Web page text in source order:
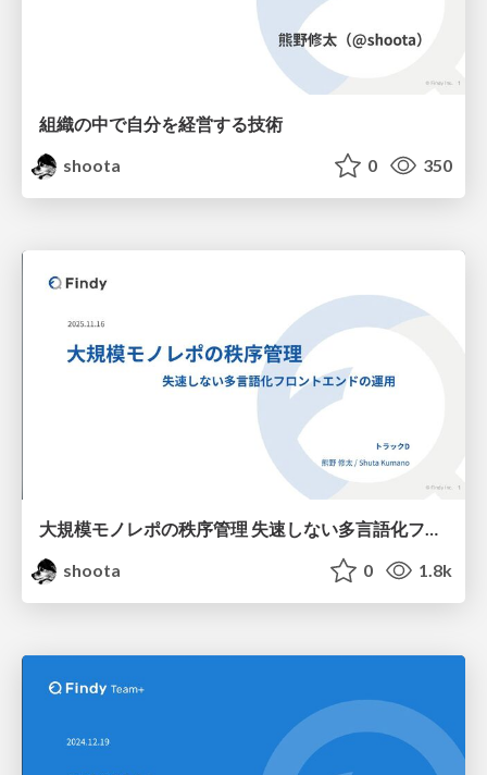
組織の中で自分を経営する技術
shoota
0 350
大規模モノレポの秩序管理 失速しない多言語化フロントエンドの運用 / JSConf JP 2025
shoota
0 1.8k